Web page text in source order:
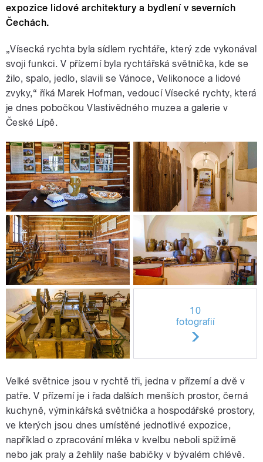
expozice lidové architektury a bydlení v severních
Čechách.
„Vísecká rychta byla sídlem rychtáře, který zde vykonával
svoji funkci. V přízemí byla rychtářská světnička, kde se
žilo, spalo, jedlo, slavili se Vánoce, Velikonoce a lidové
zvyky,“ říká Marek Hofman, vedoucí Vísecké rychty, která
je dnes pobočkou Vlastivědného muzea a galerie v
České Lípě.
10
fotografií
Velké světnice jsou v rychtě tři, jedna v přízemí a dvě v
patře. V přízemí je i řada dalších menších prostor, černá
kuchyně, výminkářská světnička a hospodářské prostory,
ve kterých jsou dnes umístěné jednotlivé expozice,
například o zpracování mléka v kvelbu neboli spižírně
nebo jak praly a žehlily naše babičky v bývalém chlévě.